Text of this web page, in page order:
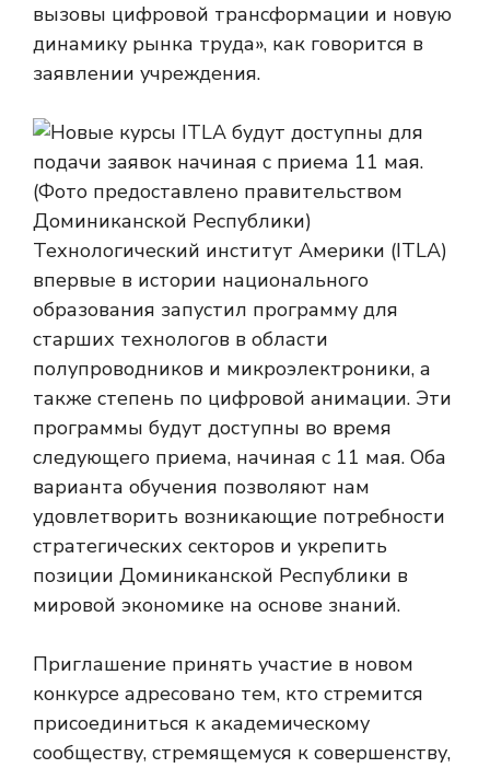
вызовы цифровой трансформации и новую
динамику рынка труда», как говорится в
заявлении учреждения.
Технологический институт Америки (ITLA)
впервые в истории национального
образования запустил программу для
старших технологов в области
полупроводников и микроэлектроники, а
также степень по цифровой анимации. Эти
программы будут доступны во время
следующего приема, начиная с 11 мая. Оба
варианта обучения позволяют нам
удовлетворить возникающие потребности
стратегических секторов и укрепить
позиции Доминиканской Республики в
мировой экономике на основе знаний.
Приглашение принять участие в новом
конкурсе адресовано тем, кто стремится
присоединиться к академическому
сообществу, стремящемуся к совершенству,